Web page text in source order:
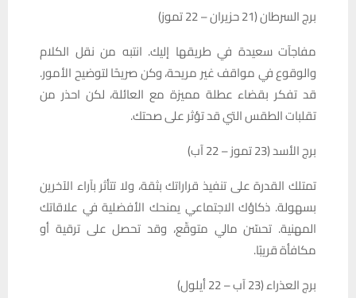
برج السرطان (21 حزيران – 22 تموز)
مفاجآت سعيدة في طريقها إليك. انتبه من نقل الكلام
والوقوع في مواقف غير مريحة، وكن صريحًا لتوضيح الأمور.
قد تفكر بقضاء عطلة مميزة مع العائلة، لكن احذر من
تقلبات الطقس التي قد تؤثر على صحتك.
برج الأسد (23 تموز – 22 آب)
تمتلك القدرة على تنفيذ قراراتك بثقة، ولا تتأثر بآراء الآخرين
بسهولة. ذكاؤك الاجتماعي يمنحك الأفضلية في علاقاتك
المهنية. تحسّن مالي متوقّع، وقد تحصل على ترقية أو
مكافأة قريبًا.
برج العذراء (23 آب – 22 أيلول)